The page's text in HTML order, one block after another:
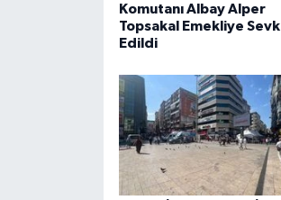
Komutanı Albay Alper
Topsakal Emekliye Sevk
Edildi